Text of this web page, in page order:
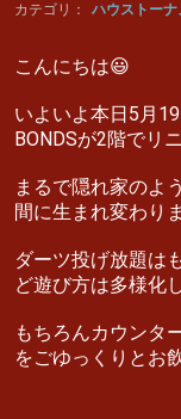
カテゴリ：
ハウストーナ
こんにちは😃
いよいよ本日5月
BONDSが2階でリ
まるで隠れ家のよ
間に生まれ変わり
ダーツ投げ放題は
ど遊び方は多様化
もちろんカウンタ
をごゆっくりとお